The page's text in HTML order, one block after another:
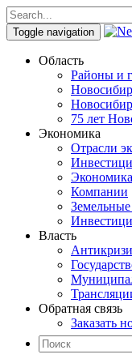
Toggle navigation
Область
Районы и
75 лет
Экономика
Отрасли
Экономика
Компании
Земельные
Власть
Обратная связь
Заказать